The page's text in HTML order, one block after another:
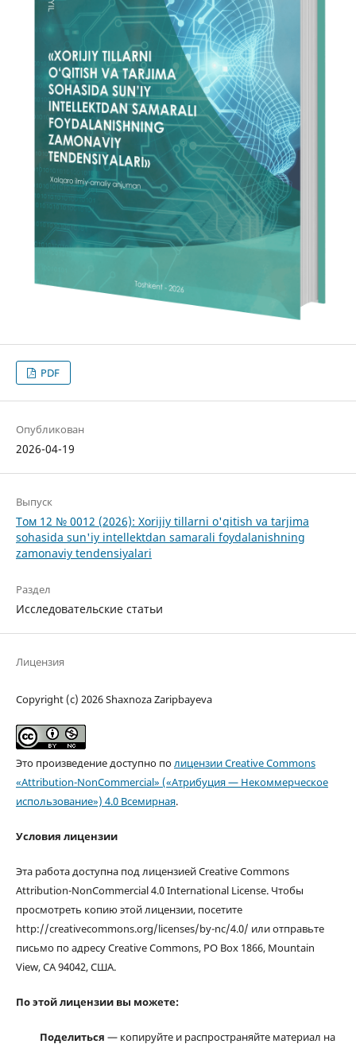
PDF
Опубликован
2026-04-19
Выпуск
Том 12 № 0012 (2026): Xorijiy tillarni o'qitish va tarjima
sohasida sun'iy intellektdan samarali foydalanishning
zamonaviy tendensiyalari
Раздел
Исследовательские статьи
Лицензия
Copyright (c) 2026 Shaxnoza Zaripbayeva
Это произведение доступно полицензии Creative Commons
«Attribution-NonCommercial» («Атрибуция — Некоммерческое
использование») 4.0 Всемирная.
Условия лицензии
Эта работа доступна под лицензией Creative Commons
Attribution-NonCommercial 4.0 International License. Чтобы
просмотреть копию этой лицензии, посетите
http://creativecommons.org/licenses/by-nc/4.0/ или отправьте
письмо по адресу Creative Commons, PO Box 1866, Mountain
View, CA 94042, США.
По этой лицензии вы можете:
Поделиться — копируйте и распространяйте материал на